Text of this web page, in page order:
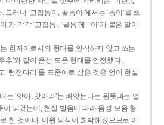
그러나 ‘고집통이, 골통이’에서는 ‘통이’를 쓰
가 각각 ‘고집통’, ‘골통’에 ‘-이’가 붙은 말이
한자어로서의 형태를 인식하지 않고 쓰는
추’와 같이 음성 모음 형태를 인정했다.
‘뻗정다리’를 표준어로 삼은 것은 언어 현실
‘앗아, 앗아라’는 빼앗는다는 원뜻과는 멀
이 되었는데, 현실 발음에 따라 음성 모음 형
한 것이다. 어원 의식이 희박해졌으므로 어